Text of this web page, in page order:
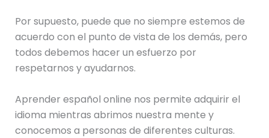
Por supuesto, puede que no siempre estemos de
acuerdo con el punto de vista de los demás, pero
todos debemos hacer un esfuerzo por
respetarnos y ayudarnos.
Aprender español online nos permite adquirir el
idioma mientras abrimos nuestra mente y
conocemos a personas de diferentes culturas.